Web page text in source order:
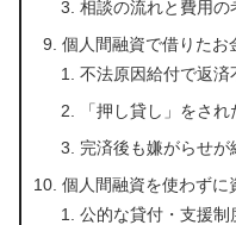
相談の流れと費用の
個人間融資で借りたお
不法原因給付で返済
「押し貸し」をさ
完済後も嫌がらせが
個人間融資を使わずに
公的な貸付・支援制